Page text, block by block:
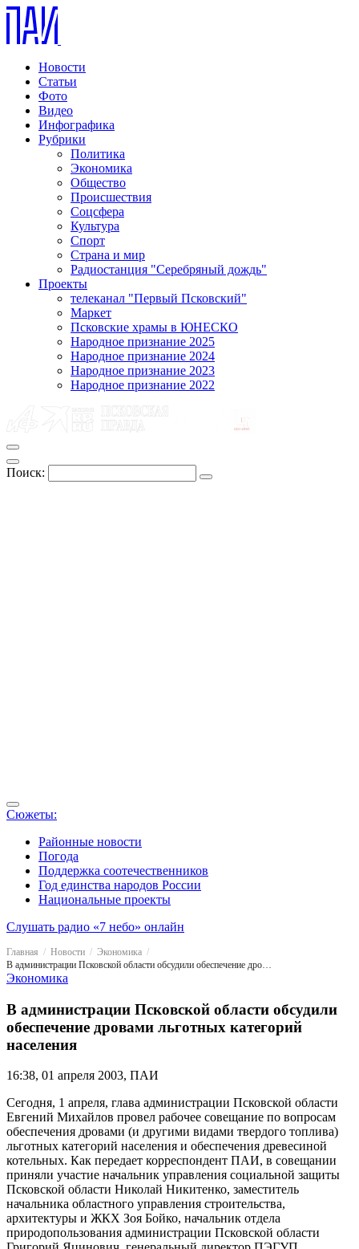
Новости
Статьи
Фото
Видео
Инфографика
Рубрики
Политика
Экономика
Общество
Происшествия
Соцсфера
Культура
Спорт
Страна и мир
Радиостанция "Серебряный дождь"
Проекты
телеканал "Первый Псковский"
Маркет
Псковские храмы в ЮНЕСКО
Народное признание 2025
Народное признание 2024
Народное признание 2023
Народное признание 2022
Поиск:
Сюжеты:
Районные новости
Погода
Поддержка соотечественников
Год единства народов России
Национальные проекты
Слушать радио «7 небо» онлайн
Главная Новости
Экономика
В администрации Псковской области обсудили обеспечение дровами льготных категорий населения
Экономика
В администрации Псковской области обсудили
обеспечение дровами льготных категорий
населения
16:38, 01 апреля 2003, ПАИ
Сегодня, 1 апреля, глава администрации Псковской области
Евгений Михайлов провел рабочее совещание по вопросам
обеспечения дровами (и другими видами твердого топлива)
льготных категорий населения и обеспечения древесиной
котельных. Как передает корреспондент ПАИ, в совещании
приняли участие начальник управления социальной защиты
Псковской области Николай Никитенко, заместитель
начальника областного управления строительства,
архитектуры и ЖКХ Зоя Бойко, начальник отдела
природопользования администрации Псковской области